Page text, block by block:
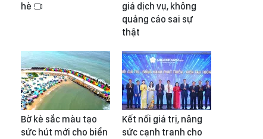
hè
giá dịch vụ, không
quảng cáo sai sự
thật
Bờ kè sắc màu tạo
sức hút mới cho biển
Kết nối giá trị, nâng
sức cạnh tranh cho